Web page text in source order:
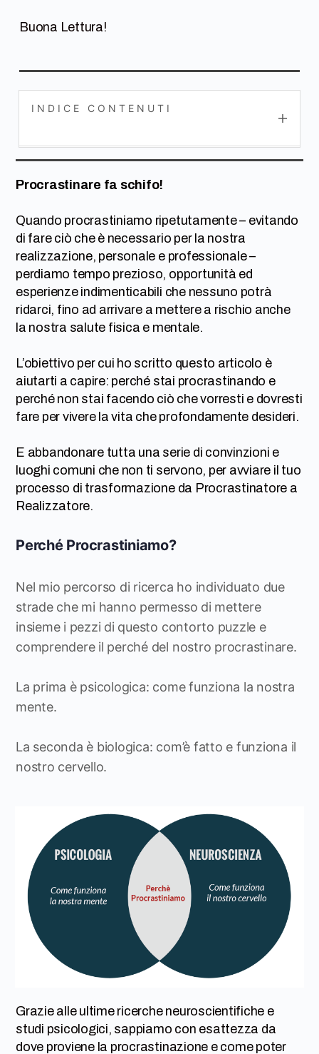
Buona Lettura!
INDICE CONTENUTI
Procrastinare fa schifo!
Quando procrastiniamo ripetutamente – evitando
di fare ciò che è necessario per la nostra
realizzazione, personale e professionale –
perdiamo tempo prezioso, opportunità ed
esperienze indimenticabili che nessuno potrà
ridarci, fino ad arrivare a mettere a rischio anche
la nostra salute fisica e mentale.
L’obiettivo per cui ho scritto questo articolo è
aiutarti a capire: perché stai procrastinando e
perché non stai facendo ciò che vorresti e dovresti
fare per vivere la vita che profondamente desideri.
E abbandonare tutta una serie di convinzioni e
luoghi comuni che non ti servono, per avviare il tuo
processo di trasformazione da Procrastinatore a
Realizzatore.
Perché Procrastiniamo?
Nel mio percorso di ricerca ho individuato due
strade che mi hanno permesso di mettere
insieme i pezzi di questo contorto puzzle e
comprendere il perché del nostro procrastinare.
La prima è psicologica: come funziona la nostra
mente.
La seconda è biologica: com’è fatto e funziona il
nostro cervello.
Grazie alle ultime ricerche neuroscientifiche e
studi psicologici, sappiamo con esattezza da
dove proviene la procrastinazione e come poter